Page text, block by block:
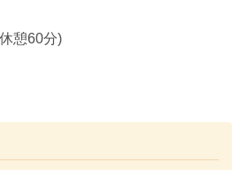
憩60分)